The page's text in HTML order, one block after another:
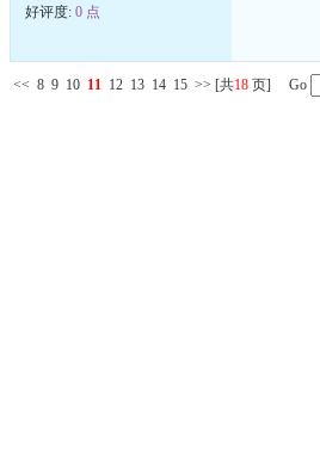
好评度: 0 点
<< 8 9 10 11 12 13 14 15 >> [共18 页] Go